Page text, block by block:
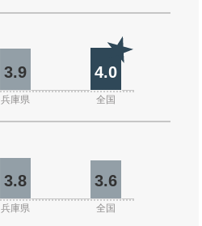
3.9 4.0
兵庫県 全国
3.8 3.6
兵庫県 全国